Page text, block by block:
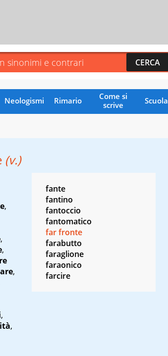
Neologismi Rimario
Come si
scrive
Scuola
(v.)
,
,
,
,
,
,
fante
fantino
fantoccio
fantomatico
far fronte
farabutto
faraglione
faraonico
farcire